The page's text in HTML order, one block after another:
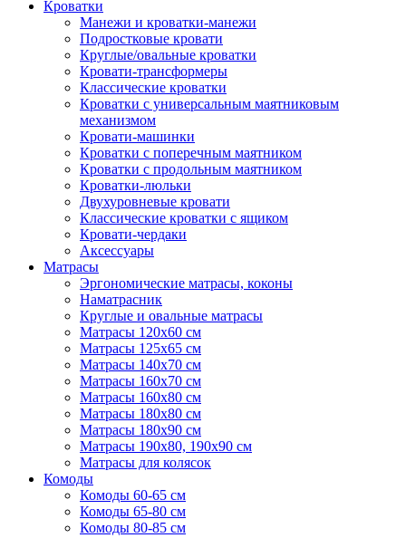
Кроватки
Манежи и кроватки-манежи
Подростковые кровати
Круглые/овальные кроватки
Кровати-трансформеры
Классические кроватки
Кроватки с универсальным маятниковым
механизмом
Кровати-машинки
Кроватки с поперечным маятником
Кроватки с продольным маятником
Кроватки-люльки
Двухуровневые кровати
Классические кроватки с ящиком
Кровати-чердаки
Аксессуары
Матрасы
Эргономические матрасы, коконы
Наматрасник
Круглые и овальные матрасы
Матрасы 120х60 см
Матрасы 125х65 см
Матрасы 140х70 см
Матрасы 160х70 см
Матрасы 160х80 см
Матрасы 180х80 см
Матрасы 180х90 см
Матрасы 190х80, 190х90 см
Матрасы для колясок
Комоды
Комоды 60-65 см
Комоды 65-80 см
Комоды 80-85 см